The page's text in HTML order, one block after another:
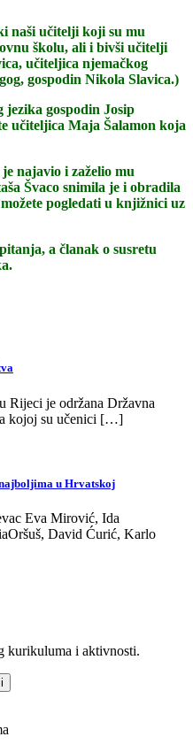
naši učitelji koji su mu
školu, ali i bivši učitelji
učiteljica njemačkog
gospodin Nikola Slavica.)
gospodin Josip
učiteljica Maja Šalamon koja
najavio i zaželio mu
Švaco snimila je i obradila
pogledati u knjižnici uz
a članak o susretu
Rijeci je održana Državna
kojoj su učenici […]
u Hrvatskoj
Eva Mirović, Ida
David Ćurić, Karlo
kurikuluma i aktivnosti.